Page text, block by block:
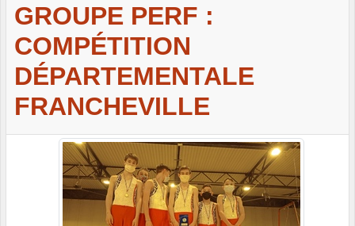
GROUPE PERF :
COMPÉTITION
DÉPARTEMENTALE
FRANCHEVILLE